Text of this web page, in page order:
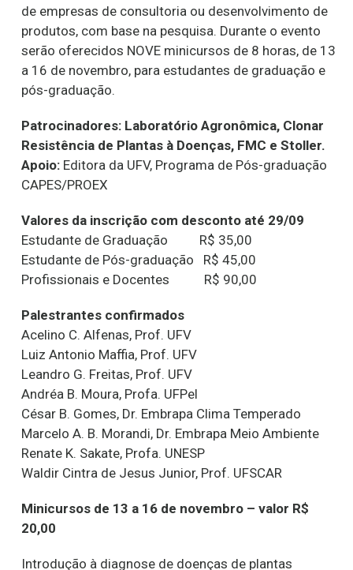
de empresas de consultoria ou desenvolvimento de
produtos, com base na pesquisa. Durante o evento
serão oferecidos NOVE minicursos de 8 horas, de 13
a 16 de novembro, para estudantes de graduação e
pós-graduação.
Patrocinadores: Laboratório Agronômica, Clonar
Resistência de Plantas à Doenças, FMC e Stoller.
Apoio: Editora da UFV, Programa de Pós-graduação
CAPES/PROEX
Valores da inscrição com desconto até 29/09
Estudante de Graduação R$ 35,00
Estudante de Pós-graduação R$ 45,00
Profissionais e Docentes R$ 90,00
Palestrantes confirmados
Acelino C. Alfenas, Prof. UFV
Luiz Antonio Maffia, Prof. UFV
Leandro G. Freitas, Prof. UFV
Andréa B. Moura, Profa. UFPel
César B. Gomes, Dr. Embrapa Clima Temperado
Marcelo A. B. Morandi, Dr. Embrapa Meio Ambiente
Renate K. Sakate, Profa. UNESP
Waldir Cintra de Jesus Junior, Prof. UFSCAR
Minicursos de 13 a 16 de novembro – valor R$
20,00
Introdução à diagnose de doenças de plantas